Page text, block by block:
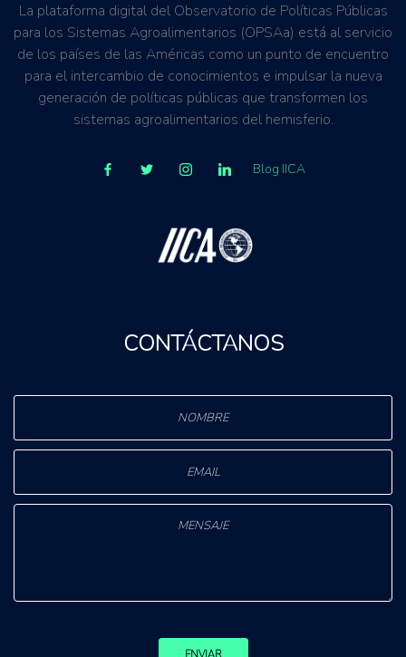
La plataforma digital del Observatorio de Políticas Públicas
para los Sistemas Agroalimentarios (OPSAa) está al servicio
de los países de las Américas como un punto de encuentro
para el intercambio de conocimientos e impulsar la nueva
generación de políticas públicas que transformen los
sistemas agroalimentarios del hemisferio.
Blog IICA
CONTÁCTANOS